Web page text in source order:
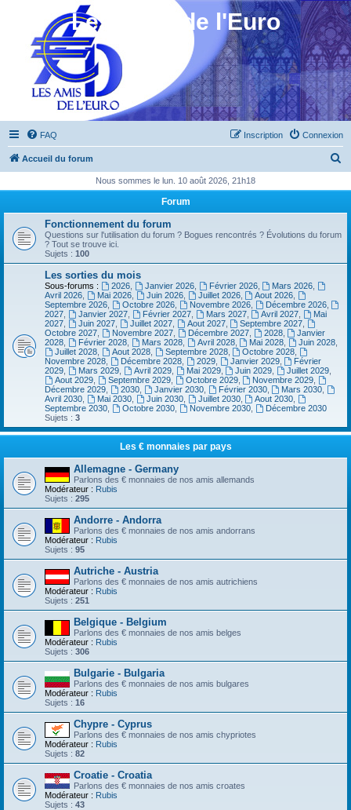
Les Amis de l'Euro
FAQ Connexion
Inscription
Accueil du forum
h
Nous sommes le lun. 10 août 2026, 21h18
Forum
Fonctionnement du forum
Questions sur l'utilisation du forum ? Bogues rencontrés ? Évolutions du forum
? Tout se trouve ici.
Sujets : 100
Les sorties du mois
Sous-forums : 2026, Janvier 2026, Février 2026, Mars 2026
Avril 2026
Mai 2026, Juin 2026, Juillet 2026, Aout 2026
Septembre 2026
Octobre 2026, Novembre 2026, Décembre 2026,
2027
Janvier 2027, Février 2027, Mars 2027, Avril 2027
Mai
2027
Juin 2027, Juillet 2027, Aout 2027, Septembre 2027
Octobre 2027
Novembre 2027, Décembre 2027, 2028,
Janvier
2028
Février 2028, Mars 2028, Avril 2028, Mai 2028 Juin 2028
Juillet 2028, Aout 2028, Septembre 2028, Octobre 2028
Novembre 2028
Décembre 2028, 2029, Janvier 2029,
Février
2029
Mars 2029, Avril 2029, Mai 2029, Juin 2029 Juillet 2029
Aout 2029, Septembre 2029, Octobre 2029, Novembre 2029
Décembre 2029
2030, Janvier 2030, Février 2030, Mars 2030
Avril 2030
Mai 2030, Juin 2030, Juillet 2030, Aout 2030
Septembre 2030
Octobre 2030, Novembre 2030,
Décembre 2030
Sujets : 3
Les € monnaies par pays
Allemagne - Germany
Parlons des € monnaies de nos amis allemands
Modérateur : Rubis
Sujets : 295
Andorre - Andorra
Parlons des € monnaies de nos amis andorrans
Modérateur : Rubis
Sujets : 95
Autriche - Austria
Parlons des € monnaies de nos amis autrichiens
Modérateur : Rubis
Sujets : 251
Belgique - Belgium
Parlons des € monnaies de nos amis belges
Modérateur : Rubis
Sujets : 306
Bulgarie - Bulgaria
Parlons des € monnaies de nos amis bulgares
Modérateur : Rubis
Sujets : 16
Chypre - Cyprus
Parlons des € monnaies de nos amis chypriotes
Modérateur : Rubis
Sujets : 82
Croatie - Croatia
Parlons des € monnaies de nos amis croates
Modérateur : Rubis
Sujets : 43